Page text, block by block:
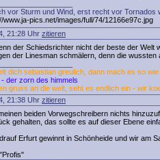
vor Sturm und Wind, erst recht vor Tornados
21:28 Uhr zitieren
der Schiedsrichter nicht der beste der Welt
der Linesman schmälern, denn die
dich sebastian greulich, dann mach es so
der zorn des himmels
gruss an die welt, seht es endlich ein - wir
21:38 Uhr zitieren
beiden Vorwegschreibern nichts
gehalten, das sollte es auf dieser Ebene
Erfurt gewinnt in Schönheide und wir am